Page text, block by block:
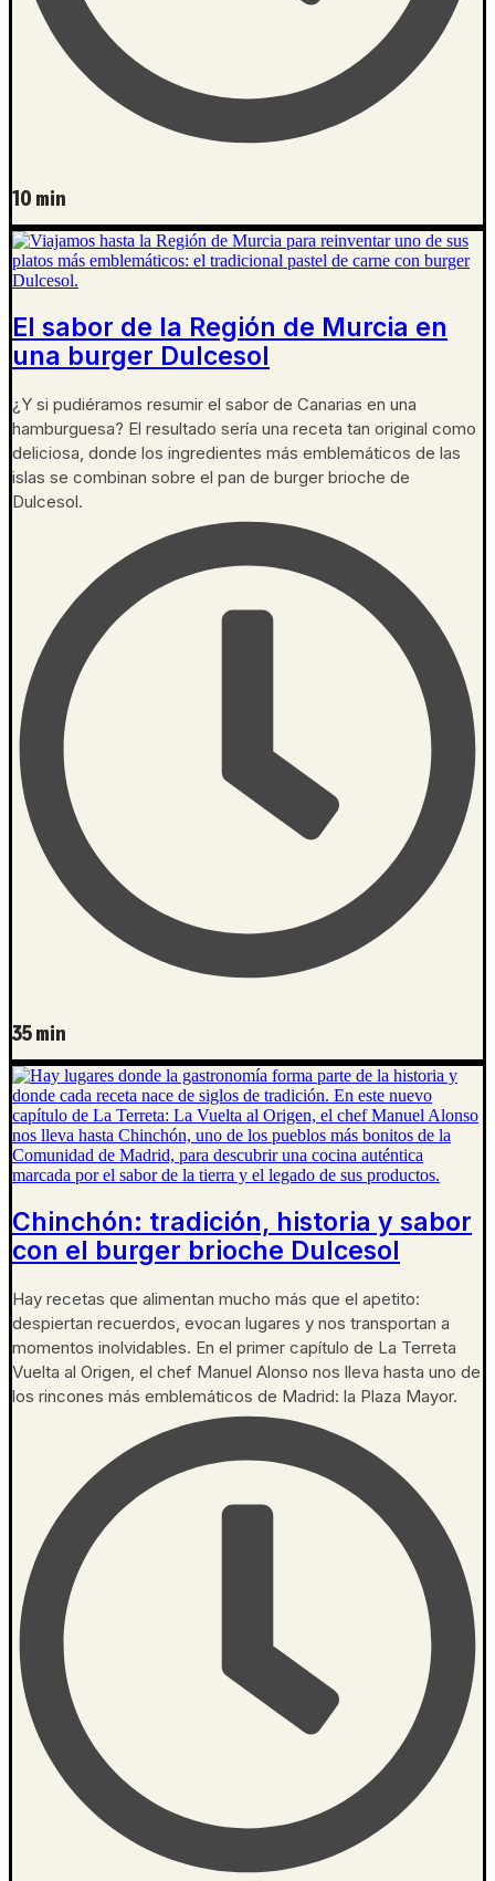
10 min
El sabor de la Región de Murcia en
una burger Dulcesol
¿Y si pudiéramos resumir el sabor de Canarias en una
hamburguesa? El resultado sería una receta tan original como
deliciosa, donde los ingredientes más emblemáticos de las
islas se combinan sobre el pan de burger brioche de
Dulcesol.
35 min
Chinchón: tradición, historia y sabor
con el burger brioche Dulcesol
Hay recetas que alimentan mucho más que el apetito:
despiertan recuerdos, evocan lugares y nos transportan a
momentos inolvidables. En el primer capítulo de La Terreta
Vuelta al Origen, el chef Manuel Alonso nos lleva hasta uno de
los rincones más emblemáticos de Madrid: la Plaza Mayor.